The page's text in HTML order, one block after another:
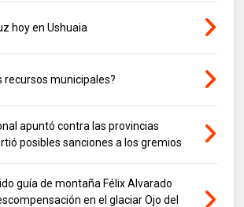
hoy en Ushuaia
recursos municipales?
apuntó contra las provincias
posibles sanciones a los gremios
guía de montaña Félix Alvarado
en el glaciar Ojo del